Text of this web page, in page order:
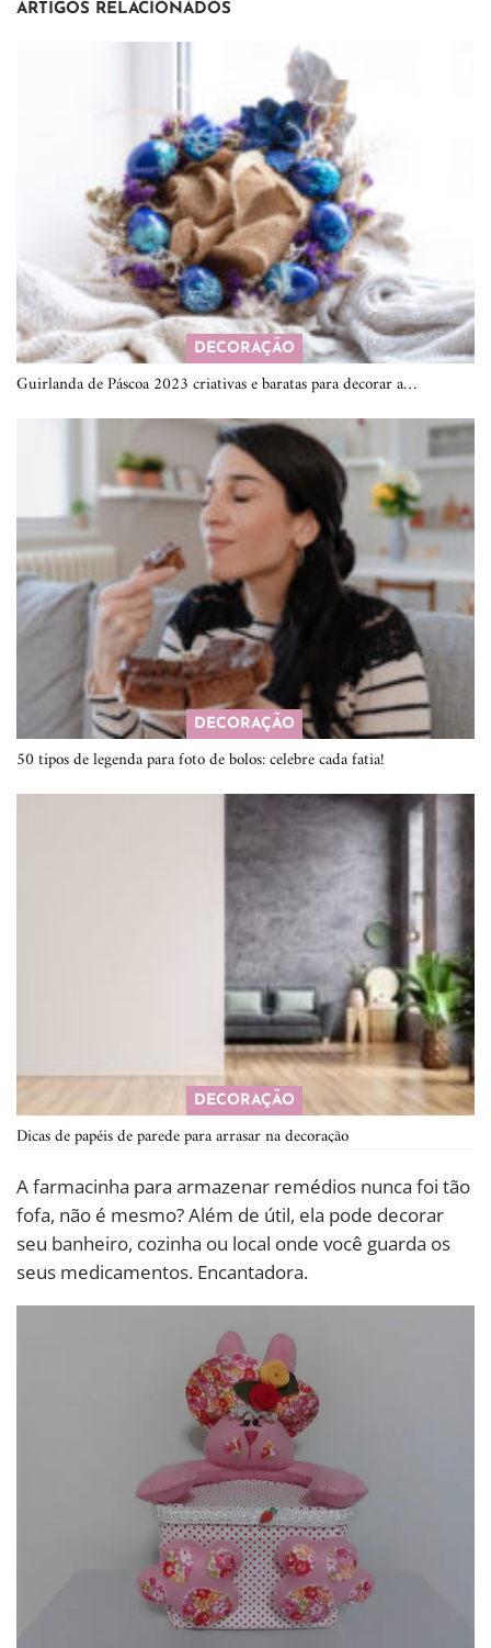
ARTIGOS RELACIONADOS
DECORAÇÃO
Guirlanda de Páscoa 2023 criativas e baratas para decorar a…
DECORAÇÃO
50 tipos de legenda para foto de bolos: celebre cada fatia!
DECORAÇÃO
Dicas de papéis de parede para arrasar na decoração
A farmacinha para armazenar remédios nunca foi tão
fofa, não é mesmo? Além de útil, ela pode decorar
seu banheiro, cozinha ou local onde você guarda os
seus medicamentos. Encantadora.